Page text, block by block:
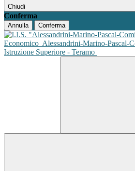
Chiudi
Conferma
Annulla Conferma
Economico Alessandrini-Marino-Pascal-
Istruzione Superiore - Teramo